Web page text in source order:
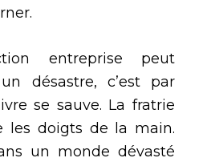
entreprise peut
désastre, c’est par
se sauve. La fratrie
les doigts de la main.
un monde dévasté